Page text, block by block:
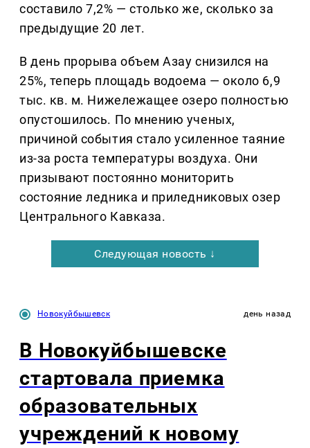
составило 7,2% — столько же, сколько за
предыдущие 20 лет.
В день прорыва объем Азау снизился на
25%, теперь площадь водоема — около 6,9
тыс. кв. м. Нижележащее озеро полностью
опустошилось. По мнению ученых,
причиной события стало усиленное таяние
из-за роста температуры воздуха. Они
призывают постоянно мониторить
состояние ледника и приледниковых озер
Центрального Кавказа.
Следующая новость ↓
Новокуйбышевск день назад
В Новокуйбышевске
стартовала приемка
образовательных
учреждений к новому